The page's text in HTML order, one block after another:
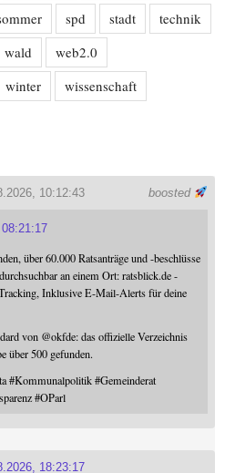
spd stadt
technik
wald
web2.0
winter wissenschaft
boosted
10:12:43
über 60.000 Ratsanträge und -beschlüsse
an einem Ort: ratsblick.de -
Inklusive E-Mail-Alerts für deine
von @okfde: das offizielle Verzeichnis
über 500 gefunden.
#Kommunalpolitik #Gemeinderat
#OParl
18:23:17